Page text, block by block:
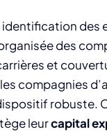
des
des
et
compagnies
robuste.
leurcapital